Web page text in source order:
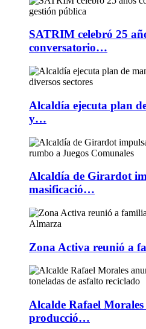
SATRIM celebró 25
conversatorio…
Alcaldía ejecuta plan
y…
Alcaldía de Girardot
masificació…
Zona Activa reunió a
Alcalde Rafael
producció…